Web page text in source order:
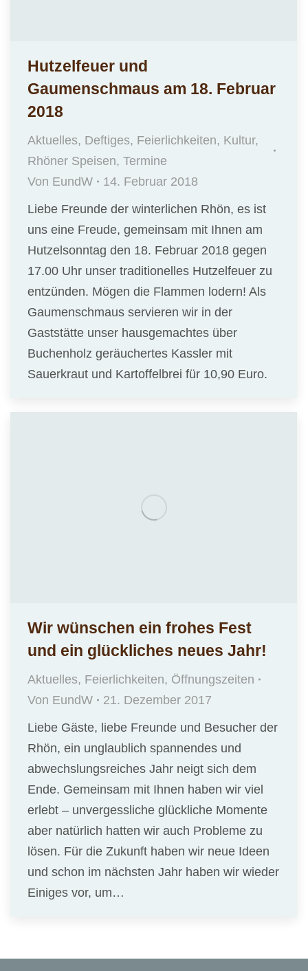
Hutzelfeuer und
Gaumenschmaus am 18. Februar
2018
Aktuelles, Deftiges, Feierlichkeiten, Kultur,
Rhöner Speisen, Termine
Von EundW
14. Februar 2018
Liebe Freunde der winterlichen Rhön, es ist
uns eine Freude, gemeinsam mit Ihnen am
Hutzelsonntag den 18. Februar 2018 gegen
17.00 Uhr unser traditionelles Hutzelfeuer zu
entzünden. Mögen die Flammen lodern! Als
Gaumenschmaus servieren wir in der
Gaststätte unser hausgemachtes über
Buchenholz geräuchertes Kassler mit
Sauerkraut und Kartoffelbrei für 10,90 Euro.
Wir wünschen ein frohes Fest
und ein glückliches neues Jahr!
Aktuelles, Feierlichkeiten, Öffnungszeiten
Von EundW
21. Dezember 2017
Liebe Gäste, liebe Freunde und Besucher der
Rhön, ein unglaublich spannendes und
abwechslungsreiches Jahr neigt sich dem
Ende. Gemeinsam mit Ihnen haben wir viel
erlebt – unvergessliche glückliche Momente
aber natürlich hatten wir auch Probleme zu
lösen. Für die Zukunft haben wir neue Ideen
und schon im nächsten Jahr haben wir wieder
Einiges vor, um…